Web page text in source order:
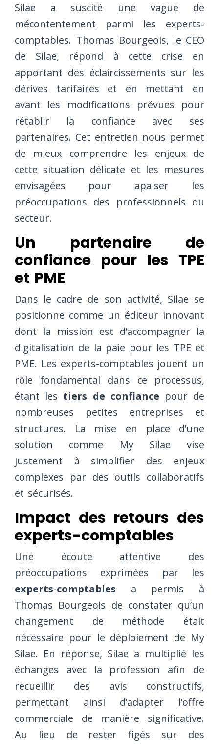
Silae a suscité une vague de
mécontentement parmi les experts-
comptables. Thomas Bourgeois, le CEO
de Silae, répond à cette crise en
apportant des éclaircissements sur les
dérives tarifaires et en mettant en
avant les modifications prévues pour
rétablir la confiance avec ses
partenaires. Cet entretien nous permet
de mieux comprendre les enjeux de
cette situation délicate et les mesures
envisagées pour apaiser les
préoccupations des professionnels du
secteur.
Un partenaire de
confiance pour les TPE
et PME
Dans le cadre de son activité, Silae se
positionne comme un éditeur innovant
dont la mission est d’accompagner la
digitalisation de la paie pour les TPE et
PME. Les experts-comptables jouent un
rôle fondamental dans ce processus,
étant les tiers de confiance pour de
nombreuses petites entreprises et
structures. La mise en place d’une
solution comme My Silae vise
justement à simplifier des enjeux
complexes par des outils collaboratifs
et sécurisés.
Impact des retours des
experts-comptables
Une écoute attentive des
préoccupations exprimées par les
experts-comptables a permis à
Thomas Bourgeois de constater qu’un
changement de méthode était
nécessaire pour le déploiement de My
Silae. En réponse, Silae a multiplié les
échanges avec la profession afin de
recueillir des avis constructifs,
permettant ainsi d’adapter l’offre
commerciale de manière significative.
Au lieu de rester figés sur des